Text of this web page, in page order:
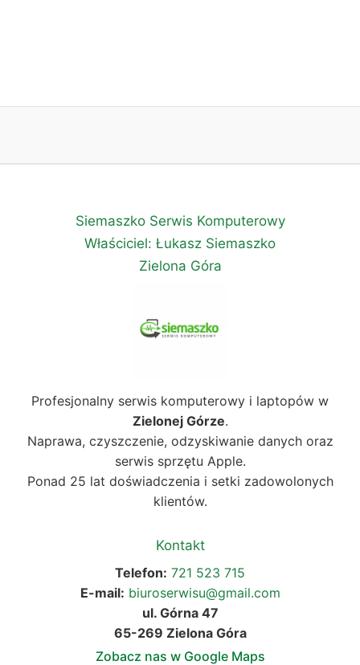
Siemaszko Serwis Komputerowy
Właściciel: Łukasz Siemaszko
Zielona Góra
Profesjonalny serwis komputerowy i laptopów w
Zielonej Górze.
Naprawa, czyszczenie, odzyskiwanie danych oraz
serwis sprzętu Apple.
Ponad 25 lat doświadczenia i setki zadowolonych
klientów.
Kontakt
Telefon: 721 523 715
E-mail: biuroserwisu@gmail.com
ul. Górna 47
65-269 Zielona Góra
Zobacz nas w Google Maps